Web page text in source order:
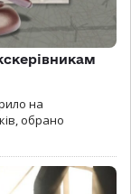
на
обрано